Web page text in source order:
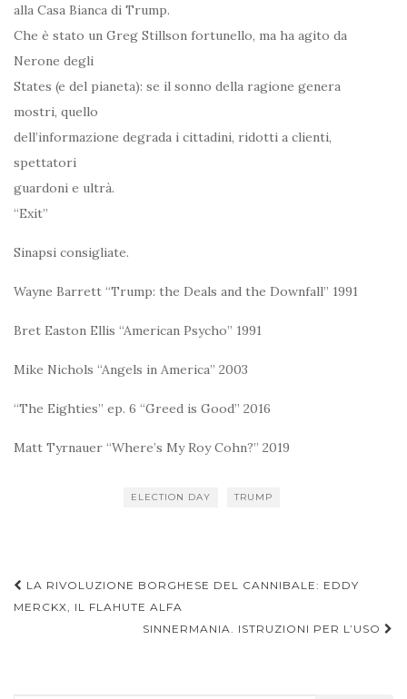
alla Casa Bianca di Trump.
Che è stato un Greg Stillson fortunello, ma ha agito da
Nerone degli
States (e del pianeta): se il sonno della ragione genera
mostri, quello
dell’informazione degrada i cittadini, ridotti a clienti,
spettatori
guardoni e ultrà.
“Exit”
Sinapsi consigliate.
Wayne Barrett “Trump: the Deals and the Downfall” 1991
Bret Easton Ellis “American Psycho” 1991
Mike Nichols “Angels in America” 2003
“The Eighties” ep. 6 “Greed is Good” 2016
Matt Tyrnauer “Where’s My Roy Cohn?” 2019
ELECTION DAY TRUMP
Navigazione
articoli
LA RIVOLUZIONE BORGHESE DEL CANNIBALE: EDDY
MERCKX, IL FLAHUTE ALFA
SINNERMANIA. ISTRUZIONI PER L’USO